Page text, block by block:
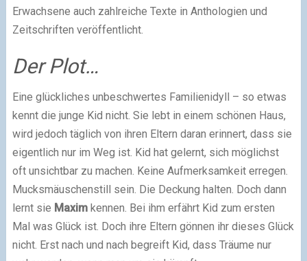
Erwachsene auch zahlreiche Texte in Anthologien und
Zeitschriften veröffentlicht.
Der Plot…
Eine glückliches unbeschwertes Familienidyll – so etwas
kennt die junge Kid nicht. Sie lebt in einem schönen Haus,
wird jedoch täglich von ihren Eltern daran erinnert, dass sie
eigentlich nur im Weg ist. Kid hat gelernt, sich möglichst
oft unsichtbar zu machen. Keine Aufmerksamkeit erregen.
Mucksmäuschenstill sein. Die Deckung halten. Doch dann
lernt sie Maximkennen. Bei ihm erfährt Kid zum ersten
Mal was Glück ist. Doch ihre Eltern gönnen ihr dieses Glück
nicht. Erst nach und nach begreift Kid, dass Träume nur